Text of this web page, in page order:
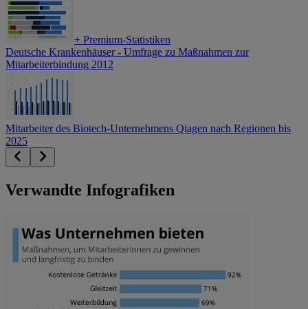
+ Premium-Statistiken
Deutsche Krankenhäuser - Umfrage zu Maßnahmen zur
Mitarbeiterbindung 2012
Mitarbeiter des Biotech-Unternehmens Qiagen nach Regionen bis
2025
Verwandte Infografiken